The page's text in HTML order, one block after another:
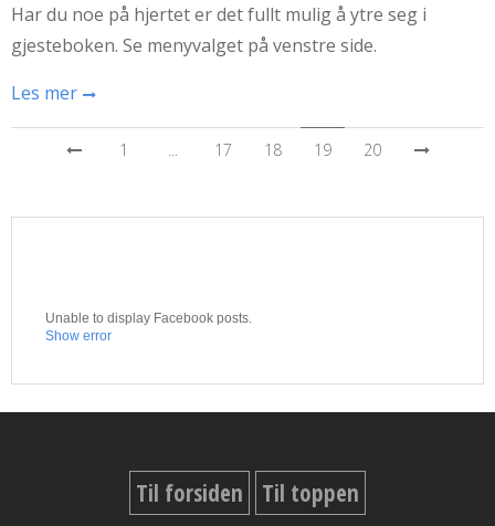
Har du noe på hjertet er det fullt mulig å ytre seg i
gjesteboken. Se menyvalget på venstre side.
Les mer
1 17 18 19 20
Unable to display Facebook posts.
Show error
Til forsiden Til toppen